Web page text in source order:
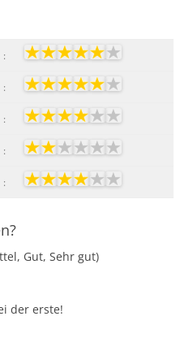
:
:
:
:
:
Gut, Sehr gut)
der erste!